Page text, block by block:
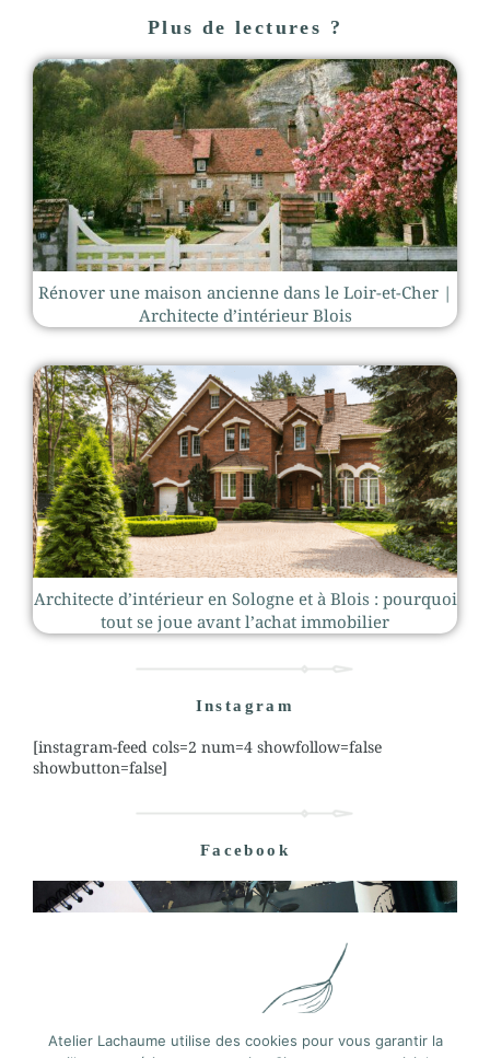
Plus de lectures ?
Rénover une maison ancienne dans le Loir-et-Cher |
Architecte d’intérieur Blois
Architecte d’intérieur en Sologne et à Blois : pourquoi
tout se joue avant l’achat immobilier
Instagram
[instagram-feed cols=2 num=4 showfollow=false
showbutton=false]
Facebook
Atelier Lachaume utilise des cookies pour vous garantir la